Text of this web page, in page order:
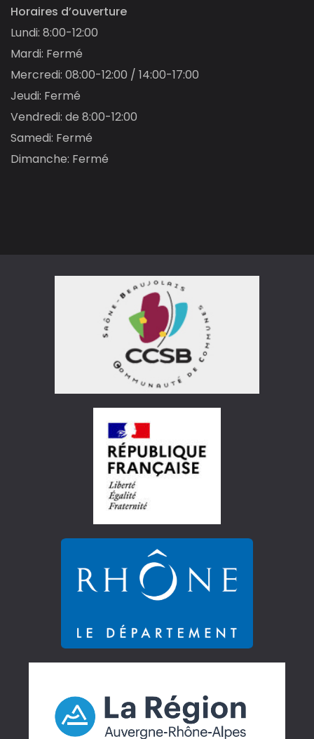
Horaires d’ouverture
Lundi: 8:00-12:00
Mardi: Fermé
Mercredi: 08:00-12:00 / 14:00-17:00
Jeudi: Fermé
Vendredi: de 8:00-12:00
Samedi: Fermé
Dimanche: Fermé